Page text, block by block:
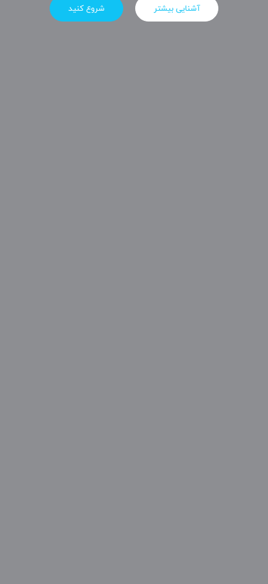
آشنایی بیشتر شروع کنید